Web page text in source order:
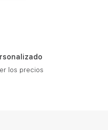
los precios